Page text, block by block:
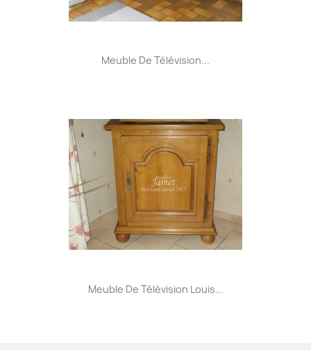
Meuble De Télévision...
Meuble De Télévision Louis...